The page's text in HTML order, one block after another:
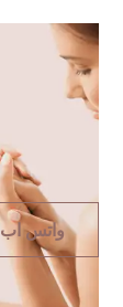
واتس اب